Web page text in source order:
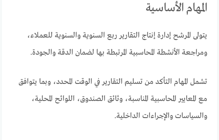
المهام الأساسية
يتولى المرشح إدارة إنتاج التقارير ربع السنوية والسنوية للعملاء،
ومراجعة الأنشطة المحاسبية المرتبطة بها لضمان الدقة والجودة.
تشمل المهام التأكد من تسليم التقارير في الوقت المحدد، وبما يتوافق
مع المعايير المحاسبية المناسبة، وثائق الصندوق، اللوائح المحلية،
والسياسات والإجراءات الداخلية.